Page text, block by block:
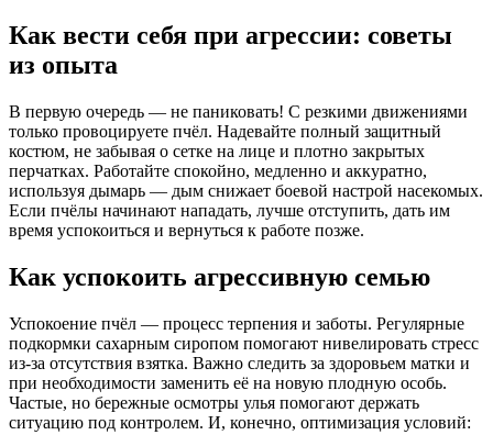
Как вести себя при агрессии: советы
из опыта
В первую очередь — не паниковать! С резкими движениями
только провоцируете пчёл. Надевайте полный защитный
костюм, не забывая о сетке на лице и плотно закрытых
перчатках. Работайте спокойно, медленно и аккуратно,
используя дымарь — дым снижает боевой настрой насекомых.
Если пчёлы начинают нападать, лучше отступить, дать им
время успокоиться и вернуться к работе позже.
Как успокоить агрессивную семью
Успокоение пчёл — процесс терпения и заботы. Регулярные
подкормки сахарным сиропом помогают нивелировать стресс
из-за отсутствия взятка. Важно следить за здоровьем матки и
при необходимости заменить её на новую плодную особь.
Частые, но бережные осмотры улья помогают держать
ситуацию под контролем. И, конечно, оптимизация условий: